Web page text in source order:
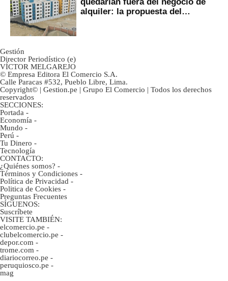
alquiler: la propuesta del
Gestión
Director Periodístico (e)
VÍCTOR MELGAREJO
© Empresa Editora El Comercio S.A.
Calle Paracas #532, Pueblo Libre, Lima.
Copyright© | Gestion.pe | Grupo El Comercio | Todos los derechos
reservados
SECCIONES:
Portada -
Economía -
Mundo -
Perú -
Tu Dinero -
Tecnología
CONTACTO:
¿Quiénes somos? -
Términos y Condiciones -
Política de Privacidad -
Politica de Cookies -
Preguntas Frecuentes
SÍGUENOS:
Suscríbete
VISITE TAMBIÉN:
elcomercio.pe -
clubelcomercio.pe -
depor.com -
trome.com -
diariocorreo.pe -
peruquiosco.pe -
mag